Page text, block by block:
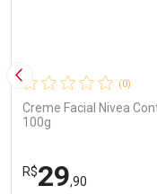
Imagem Anterior (0)
Creme Facial Nivea
100g
R$29,90